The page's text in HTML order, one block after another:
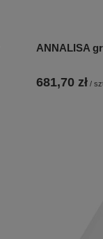
ANNALISA
681,70 zł /